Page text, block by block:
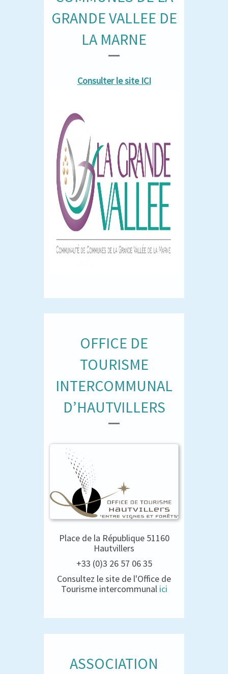
GRANDE VALLEE DE
LA MARNE
Consulter le site ICI
OFFICE DE
TOURISME
INTERCOMMUNAL
D’HAUTVILLERS
Place de la République 51160
Hautvillers
+33 (0)3 26 57 06 35
Consultez le site de l'Office de
Tourisme intercommunal ici
ASSOCIATION